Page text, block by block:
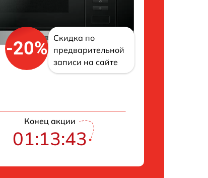
-20%
Скидка по
предварительной
записи на сайте
Конец акции
01:13:42